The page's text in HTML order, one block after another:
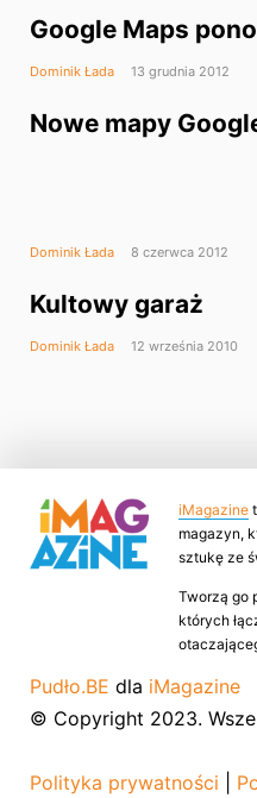
Google Maps
Dominik Łada 13 grudnia 2012
Nowe mapy
Dominik Łada 8 czerwca 2012
Kultowy garaż
Dominik Łada 12 września 2010
iMagazine
magazyn,
sztukę ze
Tworzą go
których
Pudło.BE dla iMagazine
© Copyright 2023.
Polityka prywatności